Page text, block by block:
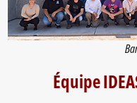
Équipe